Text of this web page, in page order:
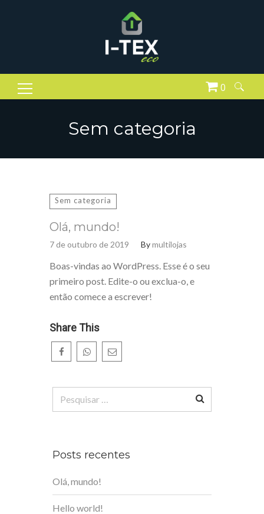
0
Pesquisar
Sem categoria
Sem categoria
Olá, mundo!
7 de outubro de 2019 Bymultilojas
Boas-vindas ao WordPress. Esse é o seu
primeiro post. Edite-o ou exclua-o, e
então comece a escrever!
Share This
Posts recentes
Olá, mundo!
Hello world!